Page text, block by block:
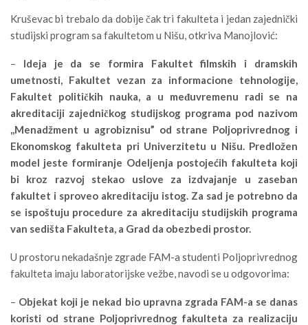
Kruševac bi trebalo da dobije čak tri fakulteta i jedan zajednički
studijski program sa fakultetom u Nišu, otkriva Manojlović:
– Ideja je da se formira Fakultet filmskih i dramskih
umetnosti, Fakultet vezan za informacione tehnologije,
Fakultet političkih nauka, a u međuvremenu radi se na
akreditaciji zajedničkog studijskog programa pod nazivom
,,Menadžment u agrobiznisu” od strane Poljoprivrednog i
Ekonomskog fakulteta pri Univerzitetu u Nišu. Predložen
model jeste formiranje Odeljenja postojećih fakulteta koji
bi kroz razvoj stekao uslove za izdvajanje u zaseban
fakultet i sproveo akreditaciju istog. Za sad je potrebno da
se ispoštuju procedure za akreditaciju studijskih programa
van sedišta Fakulteta, a Grad da obezbedi prostor.
U prostoru nekadašnje zgrade FAM-a studenti Poljoprivrednog
fakulteta imaju laboratorijske vežbe, navodi se u odgovorima:
– Objekat koji je nekad bio upravna zgrada FAM-a se danas
koristi od strane Poljoprivrednog fakulteta za realizaciju